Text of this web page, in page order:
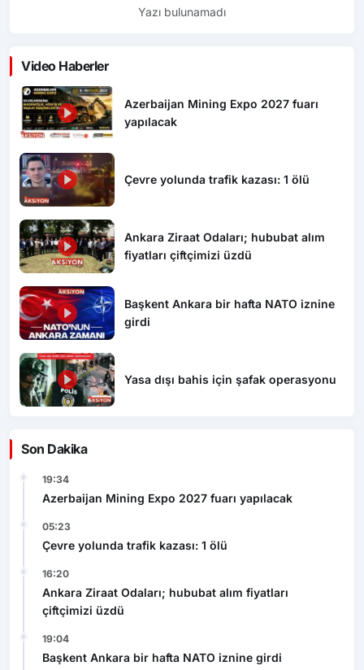
Yazı bulunamadı
Video Haberler
Azerbaijan Mining Expo 2027 fuarı
yapılacak
Çevre yolunda trafik kazası: 1 ölü
Ankara Ziraat Odaları; hububat alım
fiyatları çiftçimizi üzdü
Başkent Ankara bir hafta NATO iznine
girdi
Yasa dışı bahis için şafak operasyonu
Son Dakika
19:34
Azerbaijan Mining Expo 2027 fuarı yapılacak
05:23
Çevre yolunda trafik kazası: 1 ölü
16:20
Ankara Ziraat Odaları; hububat alım fiyatları
çiftçimizi üzdü
19:04
Başkent Ankara bir hafta NATO iznine girdi